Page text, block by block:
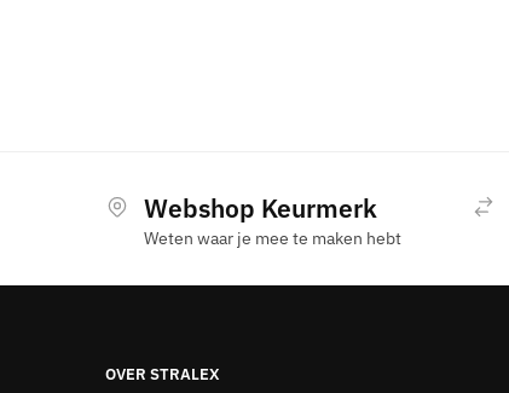
Webshop Keurmerk
Weten waar je mee te maken hebt
OVER STRALEX